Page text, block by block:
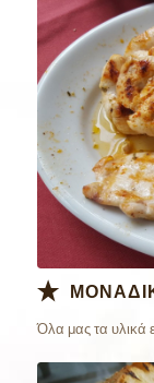
Όλα μας τα υλικά